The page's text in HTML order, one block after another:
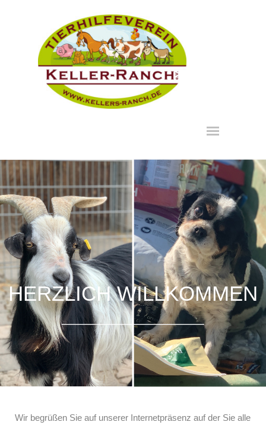
HERZLICH WILLKOMMEN
____________________
Wir begrüßen Sie auf unserer Internetpräsenz auf der Sie alle